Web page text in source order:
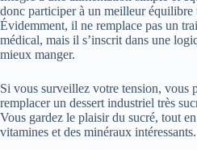
donc participer à un meilleur équilibre
Évidemment, il ne remplace pas un
médical, mais il s’inscrit dans une
mieux manger.
Si vous surveillez votre tension, vous
remplacer un dessert industriel très
Vous gardez le plaisir du sucré, tout
vitamines et des minéraux intéressants.